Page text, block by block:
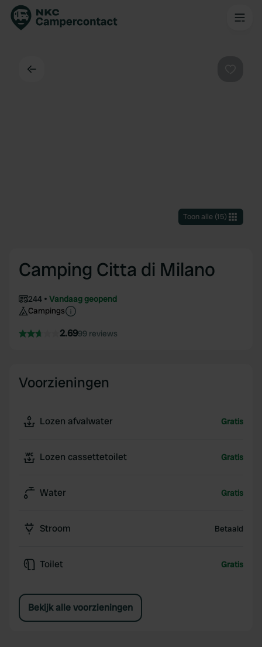
Toon alle(15)
Camping Citta di Milano
244
Vandaag geopend
Campings
2.6999 reviews
Voorzieningen
Lozen afvalwater Gratis
Lozen cassettetoilet Gratis
Water Gratis
Stroom Betaald
Toilet Gratis
Bekijk alle voorzieningen